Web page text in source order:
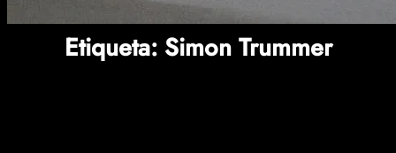
Etiqueta: Simon Trummer